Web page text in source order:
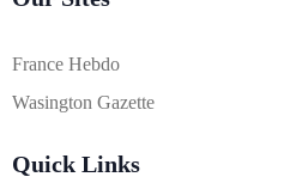
France Hebdo
Wasington Gazette
Quick Links